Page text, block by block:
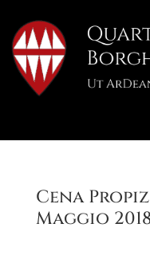
Cena
Maggio